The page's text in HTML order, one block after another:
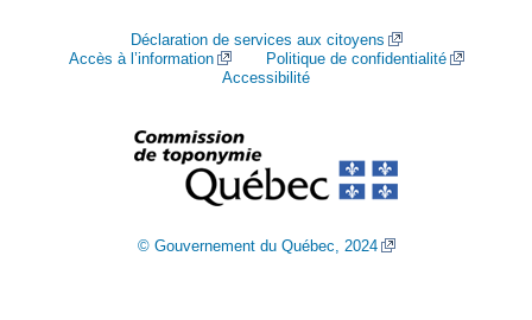
Déclaration de services aux citoyens
Accès à l’information
Politique de confidentialité
Accessibilité
© Gouvernement du Québec, 2024